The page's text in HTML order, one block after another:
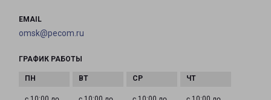
EMAIL
omsk@pecom.ru
ГРАФИК РАБОТЫ